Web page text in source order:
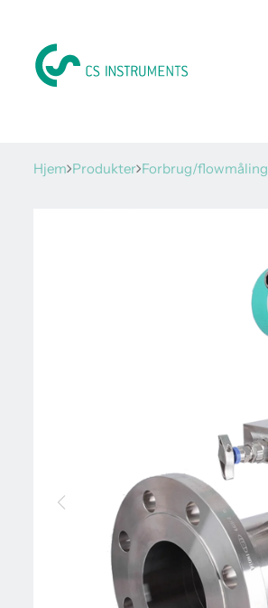
Hjem Produkter Forbrug/flowmåling